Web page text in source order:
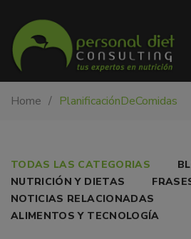
PDiet.com
y
Barcelona.
Mejoramos
la
nutrición
Home PlanificaciónDeComidas
PLANIFICACIÓN
DE
MENÚS
TODAS LAS CATEGORIAS
NUTRICIÓN Y DIETAS
NOTICIAS RELACIONADAS
ALIMENTOS Y TECNOLOGÍA